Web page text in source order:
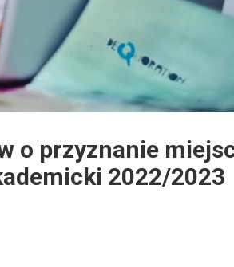
o przyznanie
2022/2023